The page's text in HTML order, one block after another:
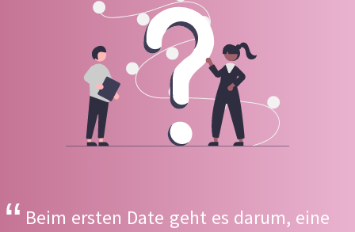
Beim ersten Date geht es darum, eine